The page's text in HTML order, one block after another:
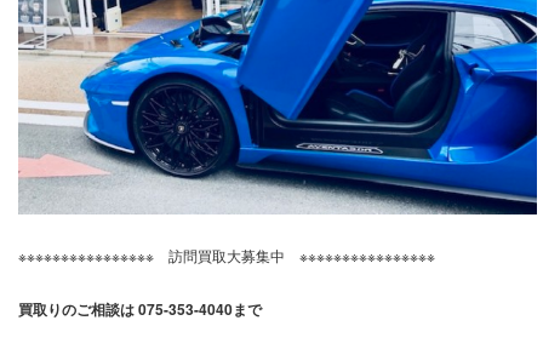
※※※※※※※※※※※※※※※※ 訪問買取大募集中 ※※※※※※※※※※※※※※※※
買取りのご相談は 075-353-4040まで